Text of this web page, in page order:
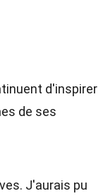
d'inspirer
de ses
J'aurais pu